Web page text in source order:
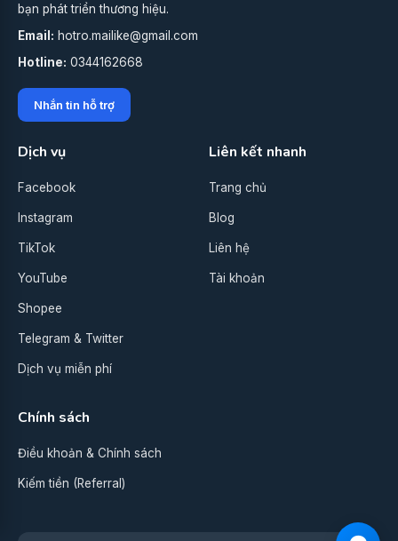
bạn phát triển thương hiệu.
Email: hotro.mailike@gmail.com
Hotline: 0344162668
Nhắn tin hỗ trợ
Dịch vụ
Facebook
Instagram
TikTok
YouTube
Shopee
Telegram & Twitter
Dịch vụ miễn phí
Liên kết nhanh
Trang chủ
Blog
Liên hệ
Tài khoản
Chính sách
Điều khoản & Chính sách
Kiếm tiền (Referral)